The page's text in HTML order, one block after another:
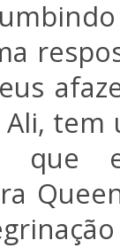
que